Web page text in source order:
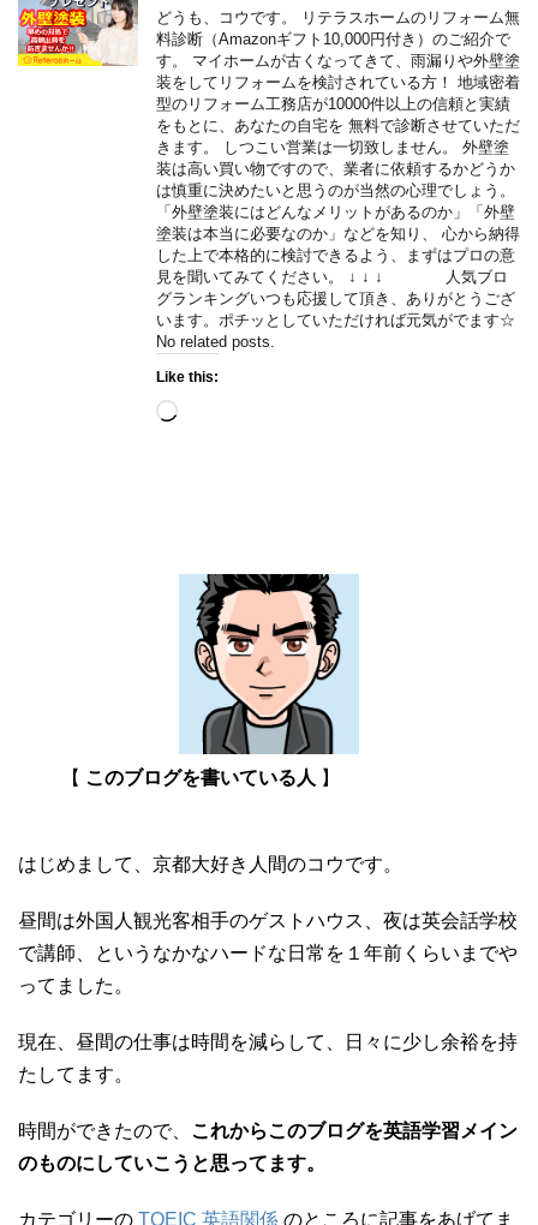
どうも、コウです。 リテラスホームのリフォーム無
料診断（Amazonギフト10,000円付き）のご紹介で
す。 マイホームが古くなってきて、雨漏りや外壁塗
装をしてリフォームを検討されている方！ 地域密着
型のリフォーム工務店が10000件以上の信頼と実績
をもとに、あなたの自宅を 無料で診断させていただ
きます。 しつこい営業は一切致しません。 外壁塗
装は高い買い物ですので、業者に依頼するかどうか
は慎重に決めたいと思うのが当然の心理でしょう。
「外壁塗装にはどんなメリットがあるのか」「外壁
塗装は本当に必要なのか」などを知り、 心から納得
した上で本格的に検討できるよう、まずはプロの意
見を聞いてみてください。 ↓ ↓ ↓ 人気ブロ
グランキングいつも応援して頂き、ありがとうござ
います。ポチッとしていただければ元気がでます☆
No related posts.
Like this:
Loading…
【 このブログを書いている人 】
はじめまして、京都大好き人間のコウです。
昼間は外国人観光客相手のゲストハウス、夜は英会話学校
で講師、というなかなハードな日常を１年前くらいまでや
ってました。
現在、昼間の仕事は時間を減らして、日々に少し余裕を持
たしてます。
時間ができたので、 これからこのブログを英語学習メイン
のものにしていこうと思ってます。
カテゴリーの TOEIC 英語関係 のところに記事をあげてま